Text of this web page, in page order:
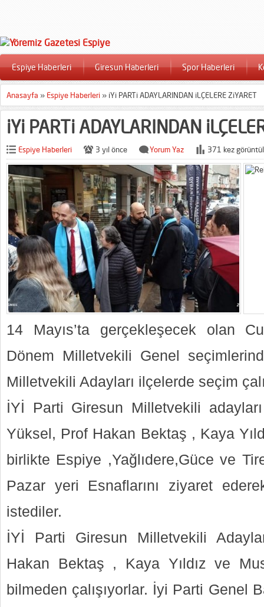
Espiye Haberleri Giresun Haberleri Spor Haberleri
Anasayfa » Espiye Haberleri » iYi PARTi ADAYLARINDAN iLÇELERE ZiYARET
iYi PARTi ADAYLARINDAN
Espiye Haberleri 3 yıl önce Yorum Yaz 371 kez
14 Mayıs’ta gerçekleşecek olan
Dönem Milletvekili Genel
Milletvekili Adayları ilçelerde seçim
İYİ Parti Giresun Milletvekili
Yüksel, Prof Hakan Bektaş , Kaya
birlikte Espiye ,Yağlıdere,Güce ve
Pazar yeri Esnaflarını ziyaret
istediler.
İYİ Parti Giresun Milletvekili
Hakan Bektaş , Kaya Yıldız ve
bilmeden çalışıyorlar. İyi Parti Genel